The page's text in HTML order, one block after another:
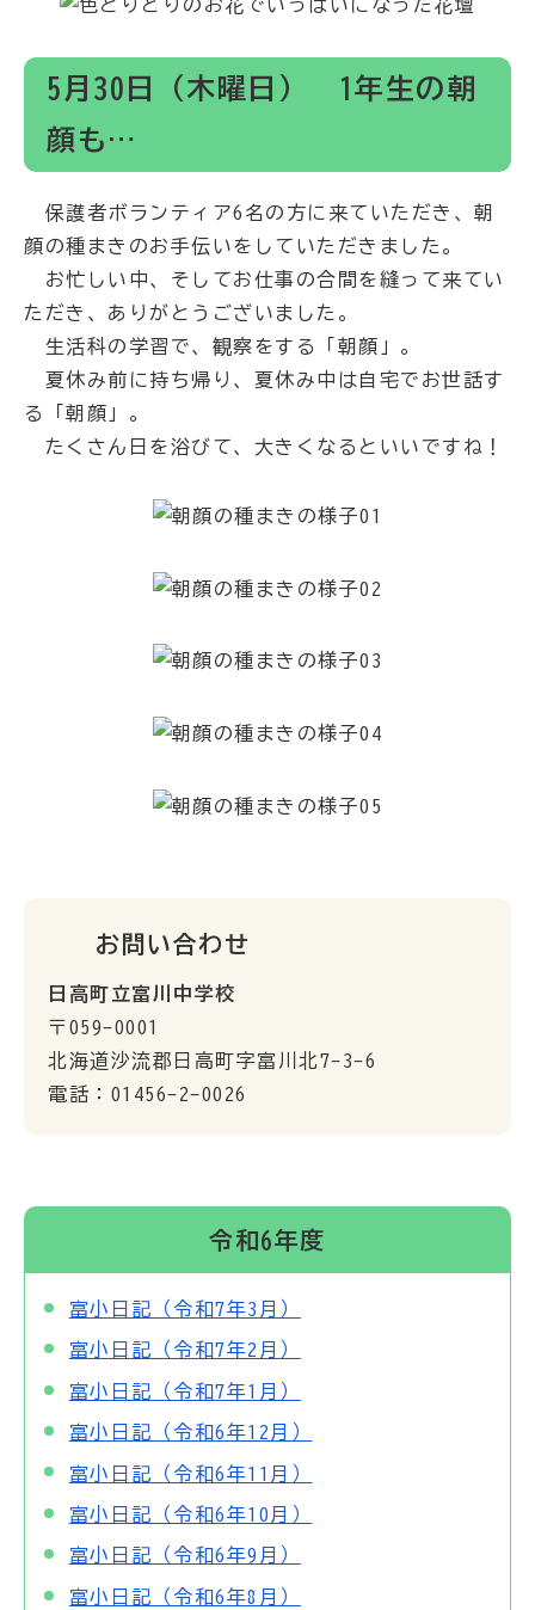
5月30日（木曜日） 1年生の朝
顔も…
保護者ボランティア6名の方に来ていただき、朝
顔の種まきのお手伝いをしていただきました。
お忙しい中、そしてお仕事の合間を縫って来てい
ただき、ありがとうございました。
生活科の学習で、観察をする「朝顔」。
夏休み前に持ち帰り、夏休み中は自宅でお世話す
る「朝顔」。
たくさん日を浴びて、大きくなるといいですね！
お問い合わせ
日高町立富川中学校
〒059-0001
北海道沙流郡日高町字富川北7-3-6
電話：01456-2-0026
令和6年度
富小日記（令和7年3月）
富小日記（令和7年2月）
富小日記（令和7年1月）
富小日記（令和6年12月）
富小日記（令和6年11月）
富小日記（令和6年10月）
富小日記（令和6年9月）
富小日記（令和6年8月）